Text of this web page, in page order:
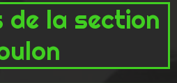
de la section